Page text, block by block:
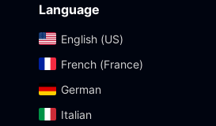
Language
English (US)‎
French (France)‎
German‎
Italian‎